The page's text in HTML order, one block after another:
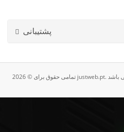
پشتیبانی